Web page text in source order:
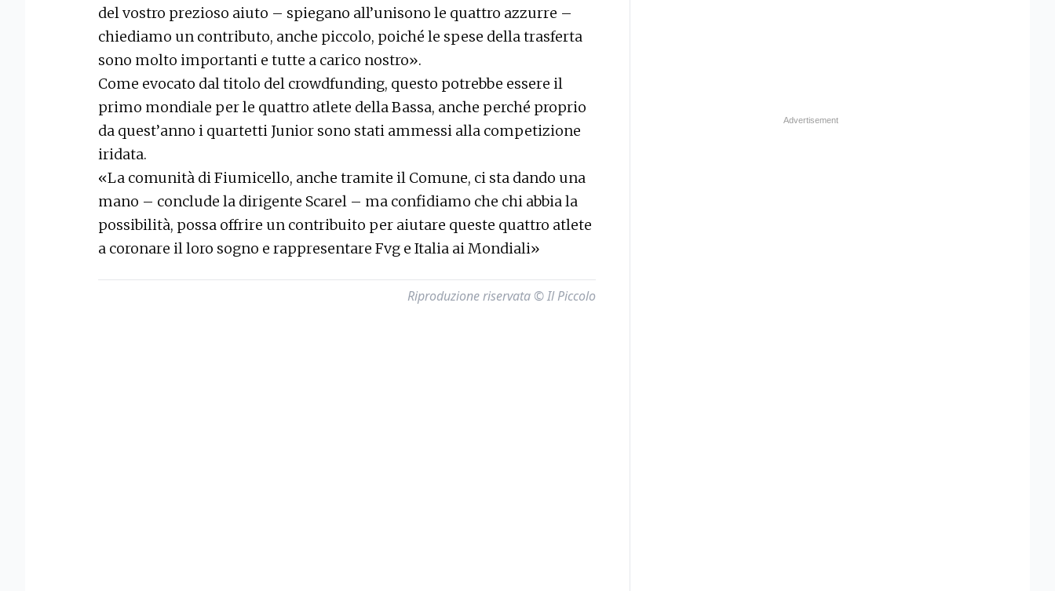
del vostro prezioso aiuto – spiegano all’unisono le quattro azzurre –
chiediamo un contributo, anche piccolo, poiché le spese della trasferta
sono molto importanti e tutte a carico nostro».
Come evocato dal titolo del crowdfunding, questo potrebbe essere il
primo mondiale per le quattro atlete della Bassa, anche perché proprio
da quest’anno i quartetti Junior sono stati ammessi alla competizione
iridata.
«La comunità di Fiumicello, anche tramite il Comune, ci sta dando una
mano – conclude la dirigente Scarel – ma confidiamo che chi abbia la
possibilità, possa offrire un contribuito per aiutare queste quattro atlete
a coronare il loro sogno e rappresentare Fvg e Italia ai Mondiali»
Riproduzione riservata © Il Piccolo